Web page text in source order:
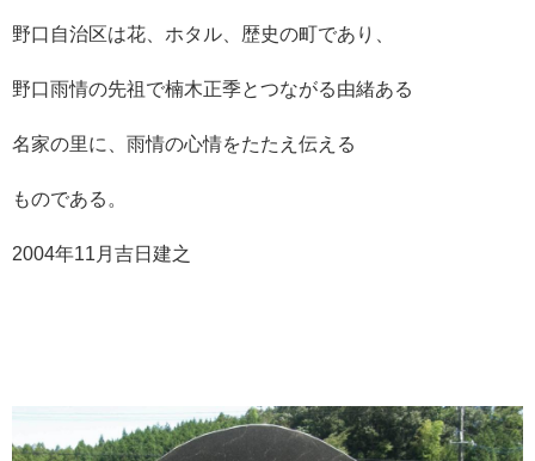
野口自治区は花、ホタル、歴史の町であり、
野口雨情の先祖で楠木正季とつながる由緒ある
名家の里に、雨情の心情をたたえ伝える
ものである。
2004年11月吉日建之